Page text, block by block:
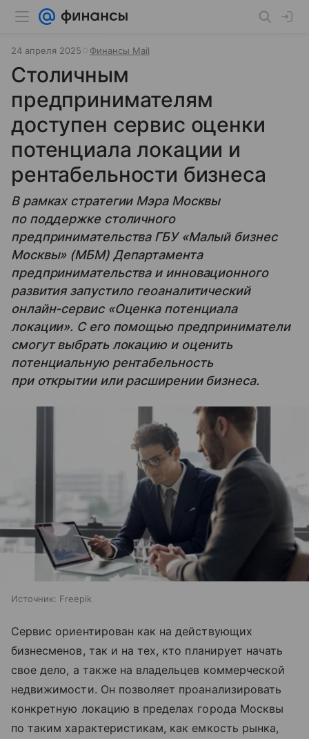
24 апреля 2025 Финансы Mail
Столичным
предпринимателям
доступен сервис оценки
потенциала локации и
рентабельности бизнеса
В рамках стратегии Мэра Москвы
по поддержке столичного
предпринимательства ГБУ «Малый бизнес
Москвы» (МБМ) Департамента
предпринимательства и инновационного
развития запустило геоаналитический
онлайн-сервис «Оценка потенциала
локации». С его помощью предприниматели
смогут выбрать локацию и оценить
потенциальную рентабельность
при открытии или расширении бизнеса.
Источник: Freepik
Сервис ориентирован как на действующих
бизнесменов, так и на тех, кто планирует начать
свое дело, а также на владельцев коммерческой
недвижимости. Он позволяет проанализировать
конкретную локацию в пределах города Москвы
по таким характеристикам, как емкость рынка,